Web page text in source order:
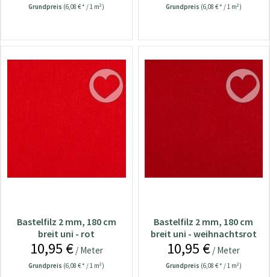
Grundpreis (6,08 € * / 1 m²) Grundpreis (6,08 € * / 1 m²)
Bastelfilz 2 mm, 180 cm
breit uni - rot
10,95 €/ Meter
Grundpreis (6,08 € * / 1 m²)
Bastelfilz 2 mm, 180 cm
breit uni - weihnachtsrot
10,95 € / Meter
Grundpreis (6,08 € * / 1 m²)